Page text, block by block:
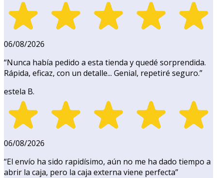
06/08/2026
“Nunca había pedido a esta tienda y quedé sorprendida.
Rápida, eficaz, con un detalle... Genial, repetiré seguro.”
estela B.
06/08/2026
“El envío ha sido rapidísimo, aún no me ha dado tiempo a
abrir la caja, pero la caja externa viene perfecta”